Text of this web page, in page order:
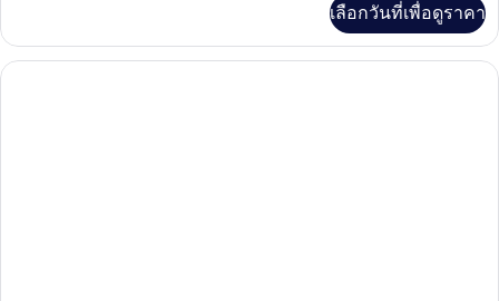
Room
With
เกี่ยว
กับ
Superior
เลือกวันที่เพื่อดูราคา